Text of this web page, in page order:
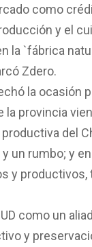
como
y el
la `fábrica
Zdero.
la ocasión
la provincia
del
un rumbo; y
y
como un
y